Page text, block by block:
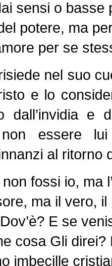
sensi o basse
potere, ma
per se
nel suo
e lo
dall’invidia e
non essere
al ritorno
fossi io, ma
ma il vero, il
E se
cosa Gli
imbecille